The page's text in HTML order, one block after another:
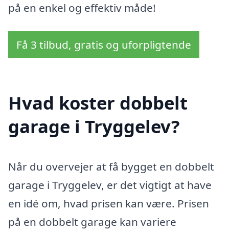
på en enkel og effektiv måde!
Få 3 tilbud, gratis og uforpligtende
Hvad koster dobbelt
garage i Tryggelev?
Når du overvejer at få bygget en dobbelt
garage i Tryggelev, er det vigtigt at have
en idé om, hvad prisen kan være. Prisen
på en dobbelt garage kan variere